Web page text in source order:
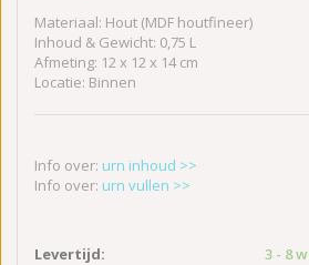
Materiaal: Hout (MDF houtfineer)
Inhoud & Gewicht: 0,75 L
Afmeting: 12 x 12 x 14 cm
Locatie: Binnen
Info over: urn inhoud >>
Info over: urn vullen >>
Levertijd:
3 - 8